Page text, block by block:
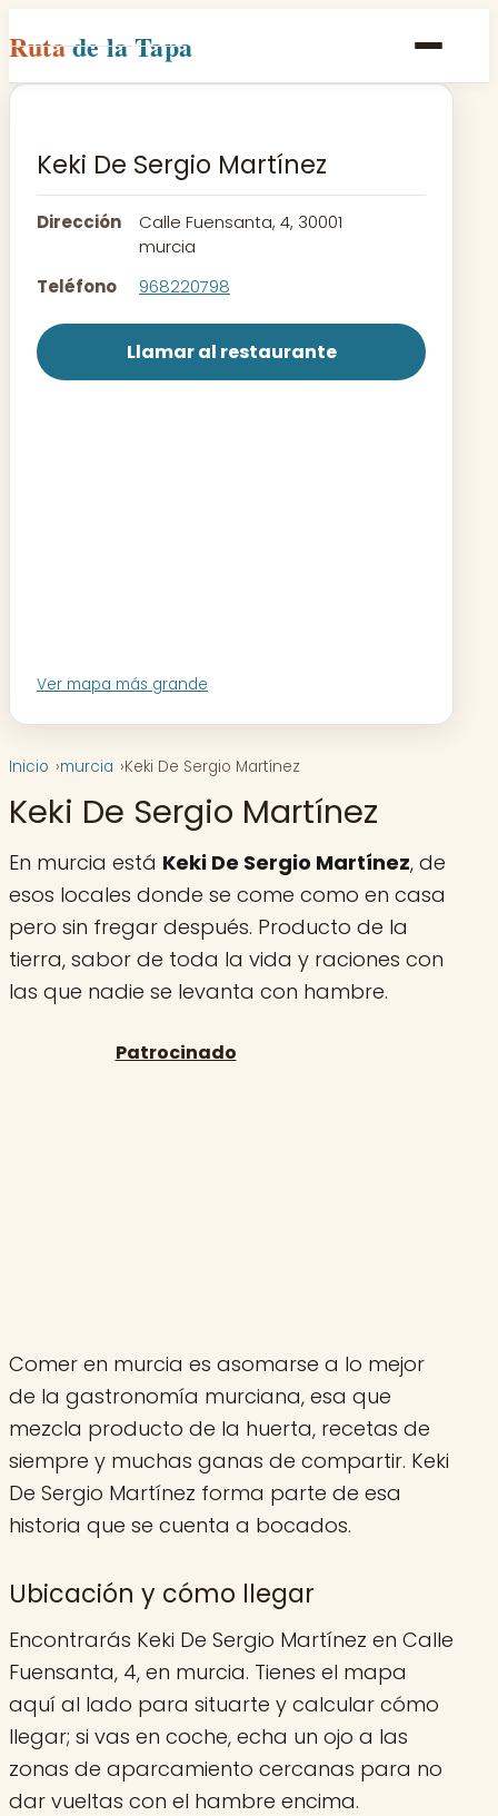
Rutade la Tapa
Inicio
Rutas
Contacto
Keki De Sergio Martínez
Dirección
Calle Fuensanta, 4, 30001
murcia
Teléfono
968220798
Llamar al restaurante
Ver mapa más grande
Inicio murcia Keki De Sergio Martínez
Keki De Sergio Martínez
En murcia está Keki De Sergio Martínez, de
esos locales donde se come como en casa
pero sin fregar después. Producto de la
tierra, sabor de toda la vida y raciones con
las que nadie se levanta con hambre.
Comer en murcia es asomarse a lo mejor
de la gastronomía murciana, esa que
mezcla producto de la huerta, recetas de
siempre y muchas ganas de compartir. Keki
De Sergio Martínez forma parte de esa
historia que se cuenta a bocados.
Ubicación y cómo llegar
Encontrarás Keki De Sergio Martínez en Calle
Fuensanta, 4, en murcia. Tienes el mapa
aquí al lado para situarte y calcular cómo
llegar; si vas en coche, echa un ojo a las
zonas de aparcamiento cercanas para no
dar vueltas con el hambre encima.